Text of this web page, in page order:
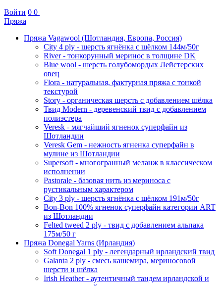
Войти 0 0
Пряжа
Пряжа Vagawool (Шотландия, Европа, Россия)
City 4 ply - шерсть ягнёнка с шёлком 144м/50г
River - тонкорунный меринос в толщине DK
Blue wool - шерсть голубомордых Лейстерских
овец
Flora - натуральная, фактурная пряжа с тонкой
текстурой
Story - органическая шерсть с добавлением шёлка
Твид Modern - деревенский твид с добавлением
полиэстера
Veresk - мягчайший ягненок суперфайн из
Шотландии
Veresk Gem - нежность ягненка суперфайн в
мулине из Шотландии
Supersoft - многогранный меланж в классическом
исполнении
Pastorale - базовая нить из мериноса с
рустикальным характером
City 3 ply - шерсть ягнёнка с шёлком 191м/50г
Bon-Bon 100% ягненок суперфайн категории ART
из Шотландии
Felted tweed 2 ply - твид с добавлением альпака
175м/50 г
Пряжа Donegal Yarns (Ирландия)
Soft Donegal 1 ply - легендарный ирландский твид
Galanta 2 ply - смесь кашемира, мериносовой
шерсти и шёлка
Irish Heather - аутентичный тандем ирландской и